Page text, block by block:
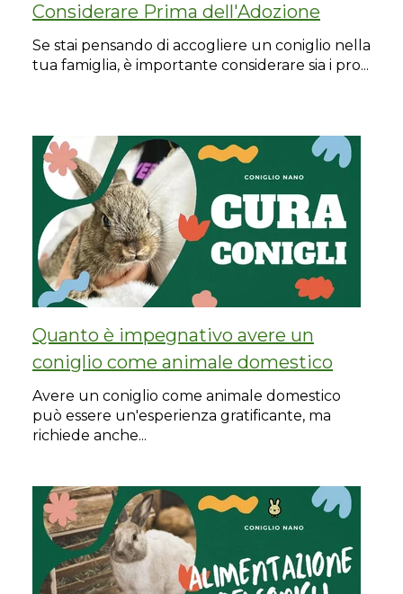
Considerare Prima dell'Adozione
Se stai pensando di accogliere un coniglio nella
tua famiglia, è importante considerare sia i pro...
Quanto è impegnativo avere un
coniglio come animale domestico
Avere un coniglio come animale domestico
può essere un'esperienza gratificante, ma
richiede anche...